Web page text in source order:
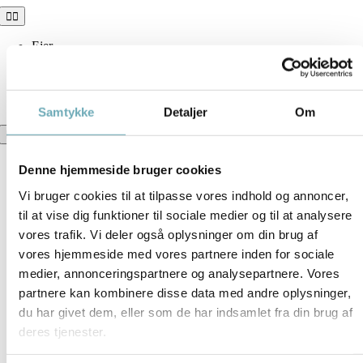
Samtykke Detaljer Om
Denne hjemmeside bruger cookies
Vi bruger cookies til at tilpasse vores indhold og annoncer,
til at vise dig funktioner til sociale medier og til at analysere
vores trafik. Vi deler også oplysninger om din brug af
vores hjemmeside med vores partnere inden for sociale
medier, annonceringspartnere og analysepartnere. Vores
partnere kan kombinere disse data med andre oplysninger,
du har givet dem, eller som de har indsamlet fra din brug af
deres tjenester.
Skip
to
content
Toggle
Navigation
Ejer
Skriv dig på interesseliste
Toggle
Navigation
Tovværket
Boligoversigt
Information
Brochure
Dokumenter
Download plantegning